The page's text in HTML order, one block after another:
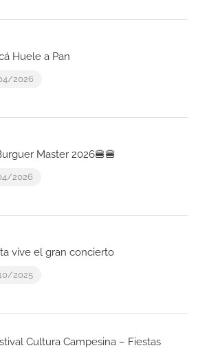
Huele a Pan
2026
Master 2026🍔🍔
2026
vive el gran concierto
2025
Cultura Campesina – Fiestas